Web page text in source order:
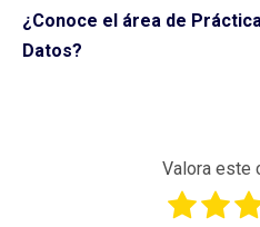
¿Conoce el área de
Datos?
Valora este